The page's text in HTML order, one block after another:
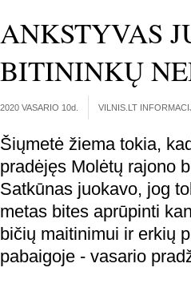
ANKSTYVAS
BITININKŲ
2020 VASARIO 10d. VILNIS.LT
Šiųmetė žiema tokia,
pradėjęs Molėtų rajono
Satkūnas juokavo, jog
metas bites aprūpinti
bičių maitinimui ir erkių
pabaigoje - vasario